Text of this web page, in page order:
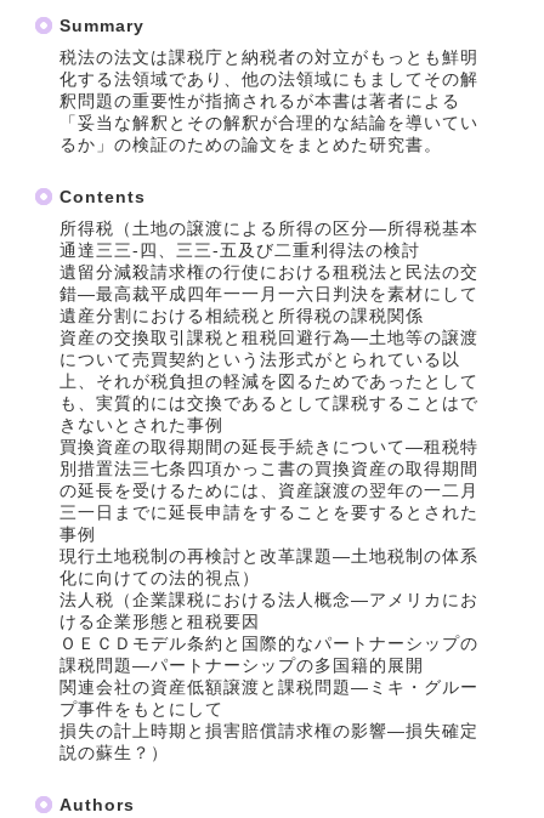
Summary
税法の法文は課税庁と納税者の対立がもっとも鮮明
化する法領域であり、他の法領域にもましてその解
釈問題の重要性が指摘されるが本書は著者による
「妥当な解釈とその解釈が合理的な結論を導いてい
るか」の検証のための論文をまとめた研究書。
Contents
所得税（土地の譲渡による所得の区分―所得税基本
通達三三‐四、三三‐五及び二重利得法の検討
遺留分減殺請求権の行使における租税法と民法の交
錯―最高裁平成四年一一月一六日判決を素材にして
遺産分割における相続税と所得税の課税関係
資産の交換取引課税と租税回避行為―土地等の譲渡
について売買契約という法形式がとられている以
上、それが税負担の軽減を図るためであったとして
も、実質的には交換であるとして課税することはで
きないとされた事例
買換資産の取得期間の延長手続きについて―租税特
別措置法三七条四項かっこ書の買換資産の取得期間
の延長を受けるためには、資産譲渡の翌年の一二月
三一日までに延長申請をすることを要するとされた
事例
現行土地税制の再検討と改革課題―土地税制の体系
化に向けての法的視点）
法人税（企業課税における法人概念―アメリカにお
ける企業形態と租税要因
ＯＥＣＤモデル条約と国際的なパートナーシップの
課税問題―パートナーシップの多国籍的展開
関連会社の資産低額譲渡と課税問題―ミキ・グルー
プ事件をもとにして
損失の計上時期と損害賠償請求権の影響―損失確定
説の蘇生？）
Authors